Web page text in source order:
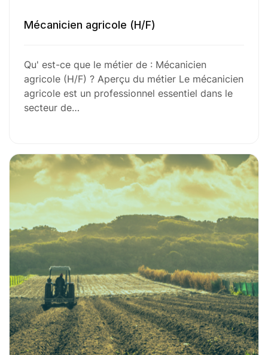
Mécanicien agricole (H/F)
Qu' est-ce que le métier de : Mécanicien
agricole (H/F) ? Aperçu du métier Le mécanicien
agricole est un professionnel essentiel dans le
secteur de…